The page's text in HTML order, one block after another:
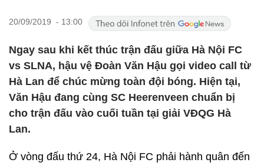
20/09/2019 - 13:00
Ngay sau khi kết thúc trận đấu giữa Hà Nội FC
vs SLNA, hậu vệ Đoàn Văn Hậu gọi video call từ
Hà Lan để chúc mừng toàn đội bóng. Hiện tại,
Văn Hậu đang cùng SC Heerenveen chuẩn bị
cho trận đấu vào cuối tuần tại giải VĐQG Hà
Lan.
Ở vòng đấu thứ 24, Hà Nội FC phải hành quân đến